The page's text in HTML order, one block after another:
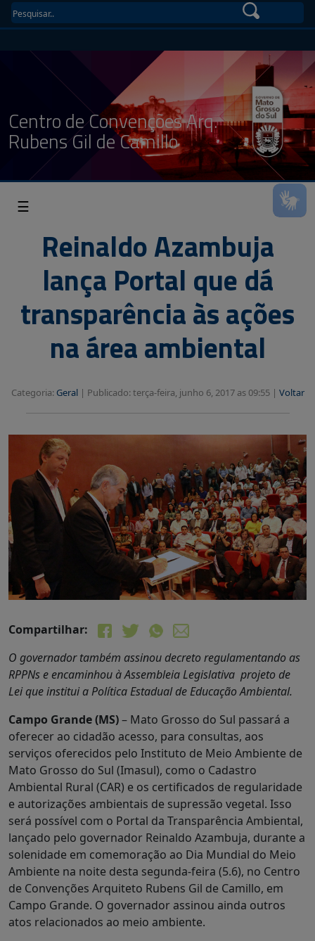
Centro de Convenções Arq.
Rubens Gil de Camillo
☰
Reinaldo Azambuja
lança Portal que dá
transparência às ações
na área ambiental
Categoria: Geral| Publicado: terça-feira, junho 6, 2017 as 09:55 | Voltar
Compartilhar:
O governador também assinou decreto regulamentando as
RPPNs e encaminhou à Assembleia Legislativa projeto de
Lei que institui a Política Estadual de Educação Ambiental.
Campo Grande (MS)– Mato Grosso do Sul passará a
oferecer ao cidadão acesso, para consultas, aos
serviços oferecidos pelo Instituto de Meio Ambiente de
Mato Grosso do Sul (Imasul), como o Cadastro
Ambiental Rural (CAR) e os certificados de regularidade
e autorizações ambientais de supressão vegetal. Isso
será possível com o Portal da Transparência Ambiental,
lançado pelo governador Reinaldo Azambuja, durante a
solenidade em comemoração ao Dia Mundial do Meio
Ambiente na noite desta segunda-feira (5.6), no Centro
de Convenções Arquiteto Rubens Gil de Camillo, em
Campo Grande. O governador assinou ainda outros
atos relacionados ao meio ambiente.